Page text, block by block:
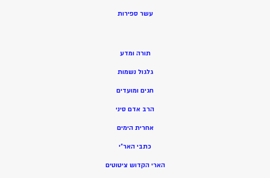
עשר ספירות
תורה ומדע
גלגול נשמות
חגים ומועדים
הרב אדם סיני
אחרית הימים
כתבי האר”י
הארי הקדוש ציטוטים